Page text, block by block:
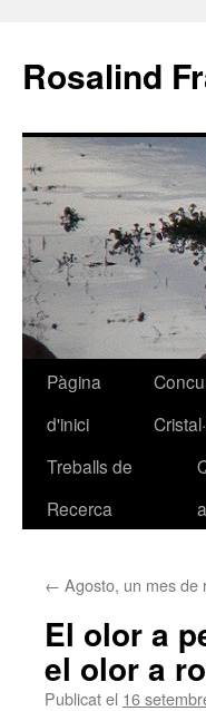
Rosalind
Vés
contingut
Pàgina
d'inici
Treballs de
Recerca
a
← Agosto, un mes de
El olor a
el olor a
Publicat el 16